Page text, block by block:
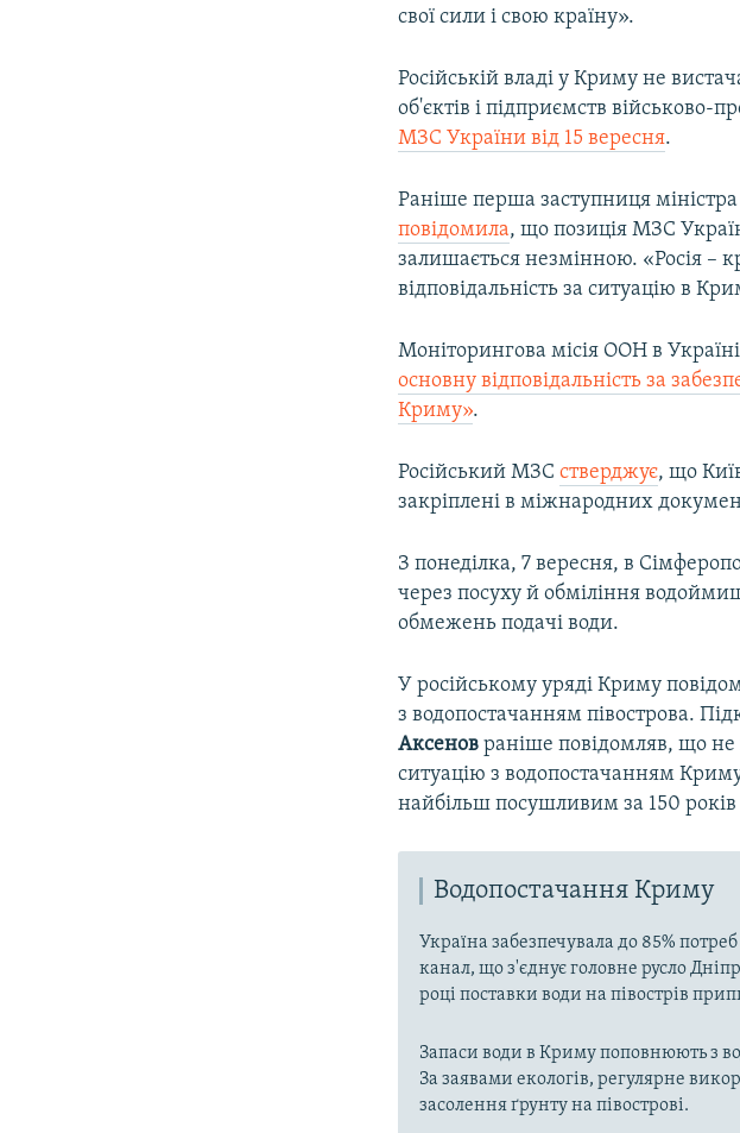
свої сили і свою країну».
Російській владі у Криму не
об'єктів і підприємств військово-
МЗС України від 15 вересня.
Раніше перша заступниця
повідомила, що позиція МЗС
залишається незмінною. «Росія –
відповідальність за ситуацію в
Моніторингова місія ООН в
основну відповідальність за
Криму».
Російський МЗСстверджує, що
закріплені в міжнародних
З понеділка, 7 вересня, в
через посуху й обміління
обмежень подачі води.
У російському уряді Криму
з водопостачанням півострова.
Аксенов раніше повідомляв, що
ситуацію з водопостачанням
найбільш посушливим за 150
Водопостачання Криму
Україна забезпечувала до 85%
канал, що з'єднує головне русло
році поставки води на півострів
Запаси води в Криму поповнюють з
За заявами екологів, регулярне
засолення ґрунту на півострові.